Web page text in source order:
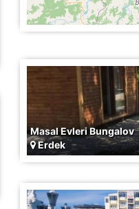
Buna
bilir.
Masal Evleri Bungalov
Erdek